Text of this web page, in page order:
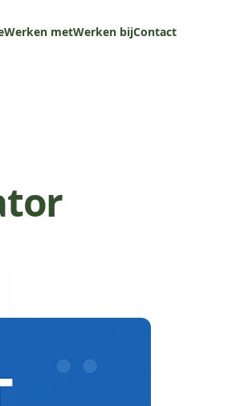
Werken metWerken bijContact